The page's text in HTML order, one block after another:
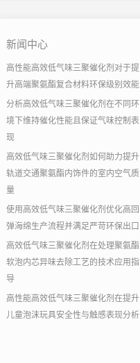
新闻中心
高性能高效低气味三聚催化剂对于提
升高端聚氨酯复合材料环保级别效能
分析高效低气味三聚催化剂在不同环
境下维持催化性能且保证气味控制表
现
高效低气味三聚催化剂如何助力提升
轨道交通聚氨酯内饰件的室内空气质
量
使用高效低气味三聚催化剂优化高回
弹海绵生产流程并满足严苛环保出口
高效低气味三聚催化剂在处理聚氨酯
软泡内芯异味去除工艺的技术应用指
导
高性能高效低气味三聚催化剂在提升
儿童泡沫玩具安全性与触感表现分析